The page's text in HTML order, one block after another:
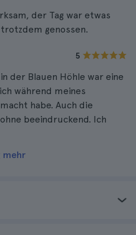
der Tag war etwas
genossen.
5
der Blauen Höhle war eine
während meines
habe. Auch die
beeindruckend. Ich
Fall wiederholen, der
mehr